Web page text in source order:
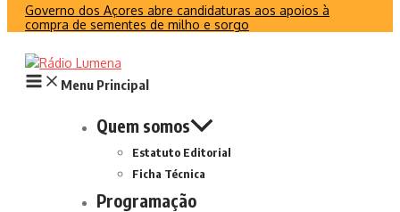
Governo dos Açores abre candidaturas aos apoios à
compra de sementes de milho e sorgo
Menu Principal
Quem somos
Estatuto Editorial
Ficha Técnica
Programação